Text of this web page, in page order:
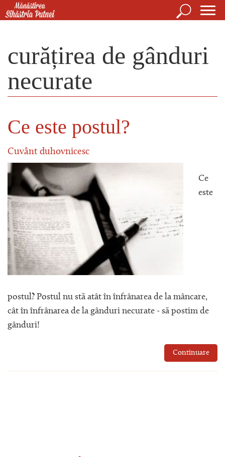
Mergi la conţinutul principal
Căutare
curățirea de gânduri
necurate
Ce este postul?
Cuvânt duhovnicesc
Ce
este
postul? Postul nu stă atât în înfrânarea de la mâncare,
cât în înfrânarea de la gânduri necurate - să postim de
gânduri!
Continuare